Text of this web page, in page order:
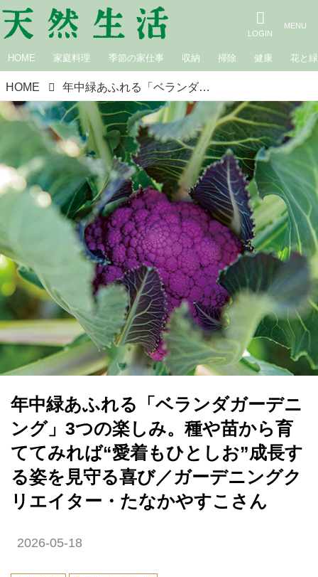
HOME 家庭料理 季節の家仕事 収納 掃除 健康 花と緑
HOME 年中緑あふれる「ベランダガーデニング」3つの楽しみ。種や苗から育ててみれば“愛着もひとしお”成長する姿を見守る喜び／ガーデニングクリエイター・たなかやすこさん
年中緑あふれる「ベランダガーデニ
ング」3つの楽しみ。種や苗から育
ててみれば“愛着もひとしお”成長す
る姿を見守る喜び／ガーデニングク
リエイター・たなかやすこさん
2026-05-18